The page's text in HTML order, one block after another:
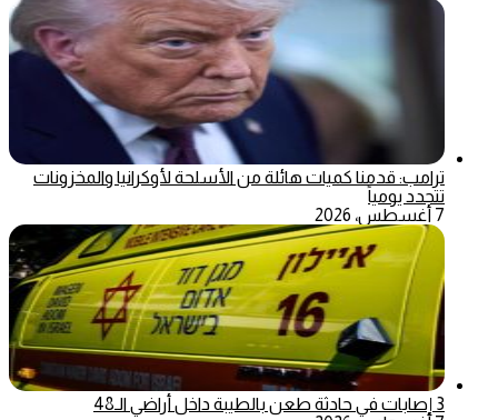
ترامب: قدمنا كميات هائلة من الأسلحة لأوكرانيا والمخزونات
تتجدد يومياً
7 أغسطس، 2026
3 إصابات في حادثة طعن بالطيبة داخل أراضي الـ48